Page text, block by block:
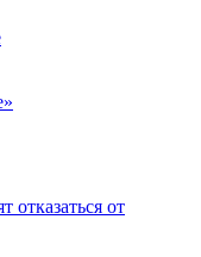
отказаться от